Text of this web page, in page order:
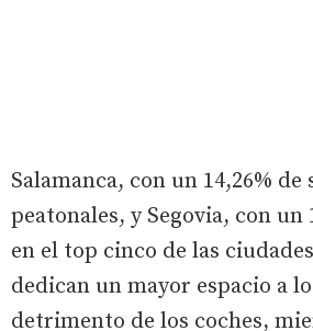
Salamanca, con un 14,26% de
peatonales, y Segovia, con un
en el top cinco de las
dedican un mayor espacio a
detrimento de los coches,